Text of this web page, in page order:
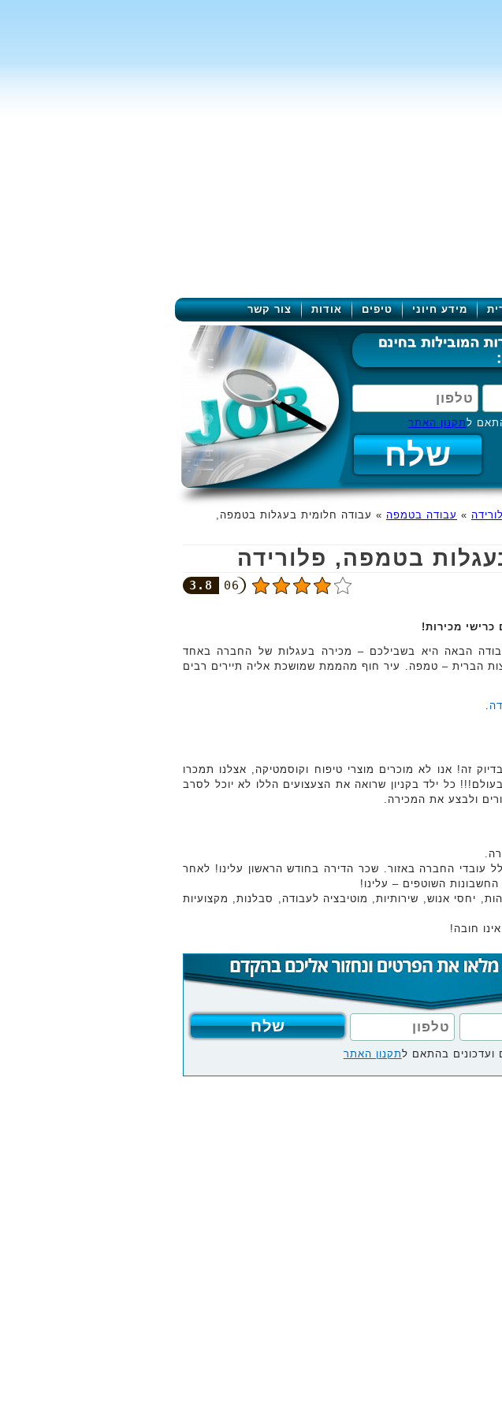
מידע חיוני טיפים אודות צור קשר
לתקנון האתר
» עבודה בטמפה » עבודה חלומית בעגלות בטמפה,
בטמפה, פלורידה
3.8 06
כרישי מכירות!
הבאה היא בשבילכם – מכירה בעגלות של החברה באחד
הברית – טמפה. עיר חוף מהממת שמושכת אליה תיירים רבים
.
זה! אנו לא מוכרים מוצרי טיפוח וקוסמטיקה, אצלנו תמכרו
כל ילד בקניון שרואה את הצעצועים הללו לא יוכל לסרב
ולבצע את המכירה.
עובדי החברה באזור. שכר הדירה בחודש הראשון עלינו! לאחר
השוטפים – עלינו!
יחסי אנוש, שירותיות, מוטיבציה לעבודה, סבלנות, מקצועיות
חובה!
בהתאם לתקנון האתר